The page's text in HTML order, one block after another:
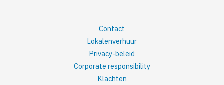
Contact
Lokalenverhuur
Privacy-beleid
Corporate responsibility
Klachten